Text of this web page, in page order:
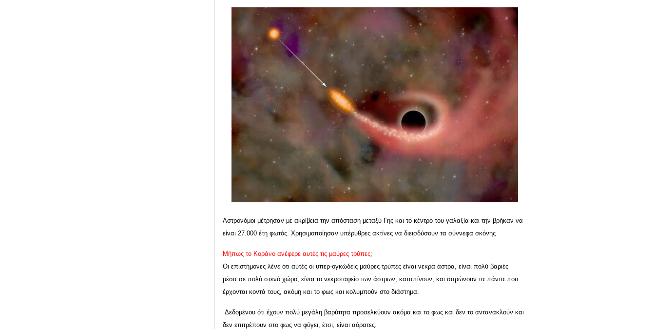
Αστρονόμοι μέτρησαν με ακρίβεια την απόσταση μεταξύ Γης και το κέντρο του γαλαξία και την βρήκαν να
είναι 27.000 έτη φωτός. Χρησιμοποίησαν υπέρυθρες ακτίνες να διεισδύσουν τα σύννεφα σκόνης
Μήπως το Κοράνο ανέφερε αυτές τις μαύρες τρύπες;
Οι επιστήμονες λένε ότι αυτές οι υπερ-ογκώδεις μαύρες τρύπες είναι νεκρά άστρα, είναι πολύ βαριές
μέσα σε πολύ στενό χώρο, είναι το νεκροταφείο των άστρων, καταπίνουν, και σαρώνουν τα πάντα που
έρχονται κοντά τους, ακόμη και το φως και κολυμπούν στο διάστημα.
Δεδομένου ότι έχουν πολύ μεγάλη βαρύτητα προσελκύουν ακόμα και το φως και δεν το αντανακλούν και
δεν επιτρέπουν στο φως να φύγει, έτσι, είναι αόρατες.